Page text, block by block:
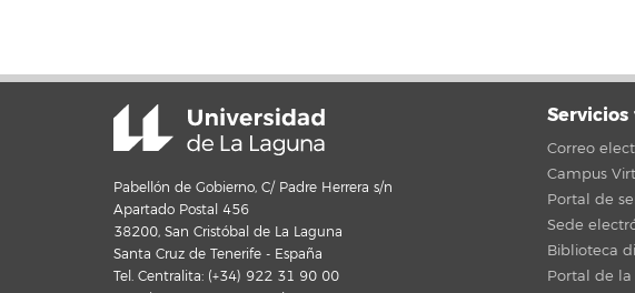
Pabellón de Gobierno, C/ Padre Herrera s/n
Apartado Postal 456
38200, San Cristóbal de La Laguna
Santa Cruz de Tenerife - España
Tel. Centralita: (+34) 922 31 90 00
Correo
Campus
Portal de
Sede
Biblioteca
Portal de la